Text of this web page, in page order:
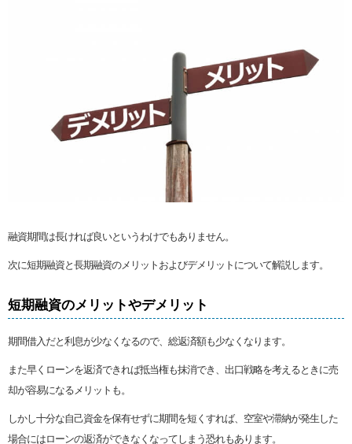
融資期間は長ければ良いというわけでもありません。
次に短期融資と長期融資のメリットおよびデメリットについて解説します。
短期融資のメリットやデメリット
期間借入だと利息が少なくなるので、総返済額も少なくなります。
また早くローンを返済できれば抵当権も抹消でき、出口戦略を考えるときに売
却が容易になるメリットも。
しかし十分な自己資金を保有せずに期間を短くすれば、空室や滞納が発生した
場合にはローンの返済ができなくなってしまう恐れもあります。